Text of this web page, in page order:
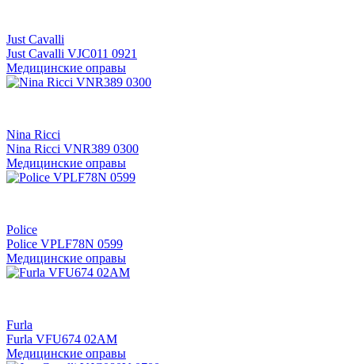
Just Cavalli
Just Cavalli VJC011 0921
Медицинские оправы
Nina Ricci
Nina Ricci VNR389 0300
Медицинские оправы
Police
Police VPLF78N 0599
Медицинские оправы
Furla
Furla VFU674 02AM
Медицинские оправы